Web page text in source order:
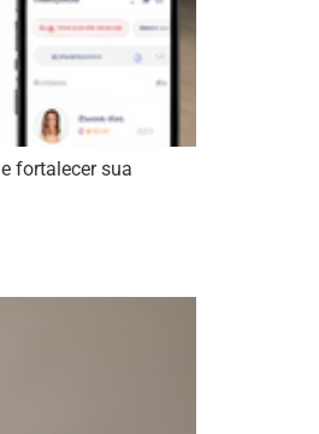
fortalecer sua